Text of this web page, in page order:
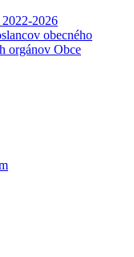
2026
obecného
orgánov Obce